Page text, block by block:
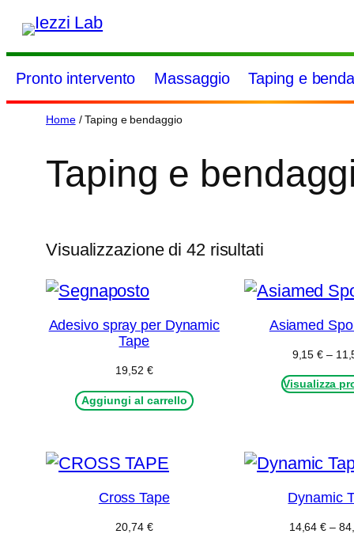
Pronto intervento Massaggio Taping e
Home/ Taping e bendaggio
Taping e
Visualizzazione di 42 risultati
Adesivo spray per Dynamic
Tape
19,52 €
Aggiungi al carrello
Asiamed
9,15€ –
Visualizza
Cross Tape
20,74 €
Dynamic
14,64€ –